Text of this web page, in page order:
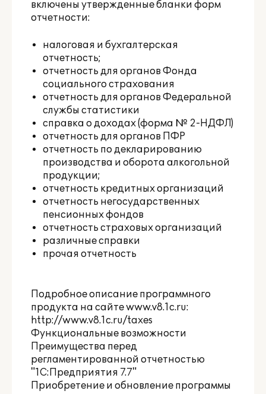
включены утвержденные бланки форм
отчетности:
налоговая и бухгалтерская
отчетность;
отчетность для органов Фонда
социального страхования
отчетность для органов Федеральной
службы статистики
справка о доходах (форма № 2-НДФЛ)
отчетность для органов ПФР
отчетность по декларированию
производства и оборота алкогольной
продукции;
отчетность кредитных организаций
отчетность негосударственных
пенсионных фондов
отчетность страховых организаций
различные справки
прочая отчетность
Подробное описание программного
продукта на сайте www.v8.1c.ru:
http://www.v8.1c.ru/taxes
Функциональные возможности
Преимущества перед
регламентированной отчетностью
"1С:Предприятия 7.7"
Приобретение и обновление программы